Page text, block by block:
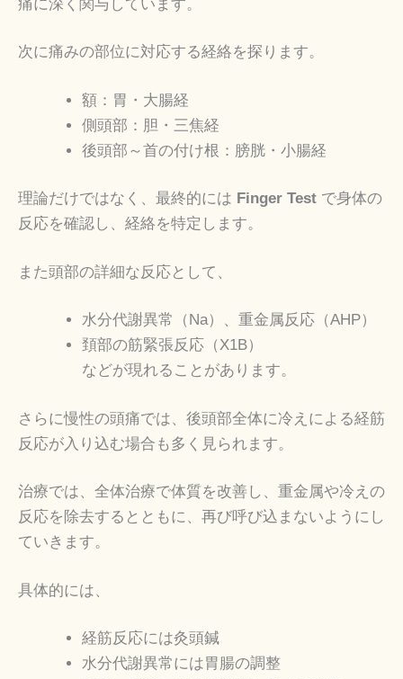
痛に深く関与しています。
次に痛みの部位に対応する経絡を探ります。
額：胃・大腸経
側頭部：胆・三焦経
後頭部～首の付け根：膀胱・小腸経
理論だけではなく、最終的には Finger Test で身体の
反応を確認し、経絡を特定します。
また頭部の詳細な反応として、
水分代謝異常（Na）、重金属反応（AHP）
頚部の筋緊張反応（X1B）
などが現れることがあります。
さらに慢性の頭痛では、後頭部全体に冷えによる経筋
反応が入り込む場合も多く見られます。
治療では、全体治療で体質を改善し、重金属や冷えの
反応を除去するとともに、再び呼び込まないようにし
ていきます。
具体的には、
経筋反応には灸頭鍼
水分代謝異常には胃腸の調整